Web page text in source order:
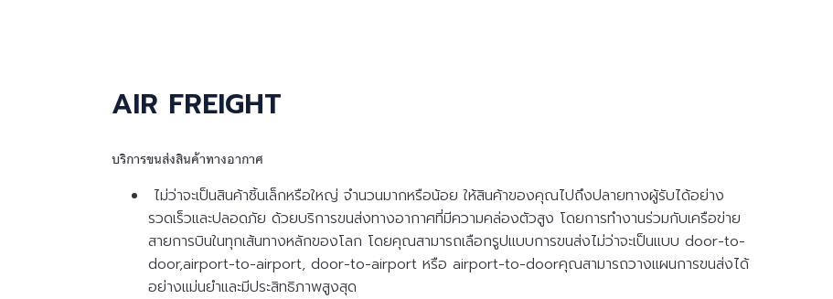
AIR FREIGHT
บริการขนส่งสินค้าทางอากาศ
ไม่ว่าจะเป็นสินค้าชิ้นเล็กหรือใหญ่ จำนวนมากหรือน้อย ให้สินค้าของคุณไปถึงปลายทางผู้รับได้อย่าง
รวดเร็วและปลอดภัย ด้วยบริการขนส่งทางอากาศที่มีความคล่องตัวสูง โดยการทำงานร่วมกับเครือข่าย
สายการบินในทุกเส้นทางหลักของโลก โดยคุณสามารถเลือกรูปแบบการขนส่งไม่ว่าจะเป็นแบบ door-to-
door,airport-to-airport, door-to-airport หรือ airport-to-doorคุณสามารถวางแผนการขนส่งได้
อย่างแม่นยำและมีประสิทธิภาพสูงสุด